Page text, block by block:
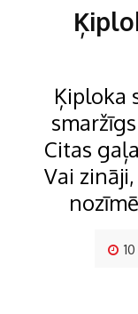
Ķiploka
Citas
Vai